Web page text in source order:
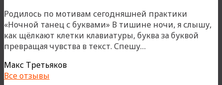
Родилось по мотивам сегодняшней практики
«Ночной танец с буквами» В тишине ночи, я слышу,
как щёлкают клетки клавиатуры, буква за буквой
превращая чувства в текст. Спешу…
Макс Третьяков
Все отзывы